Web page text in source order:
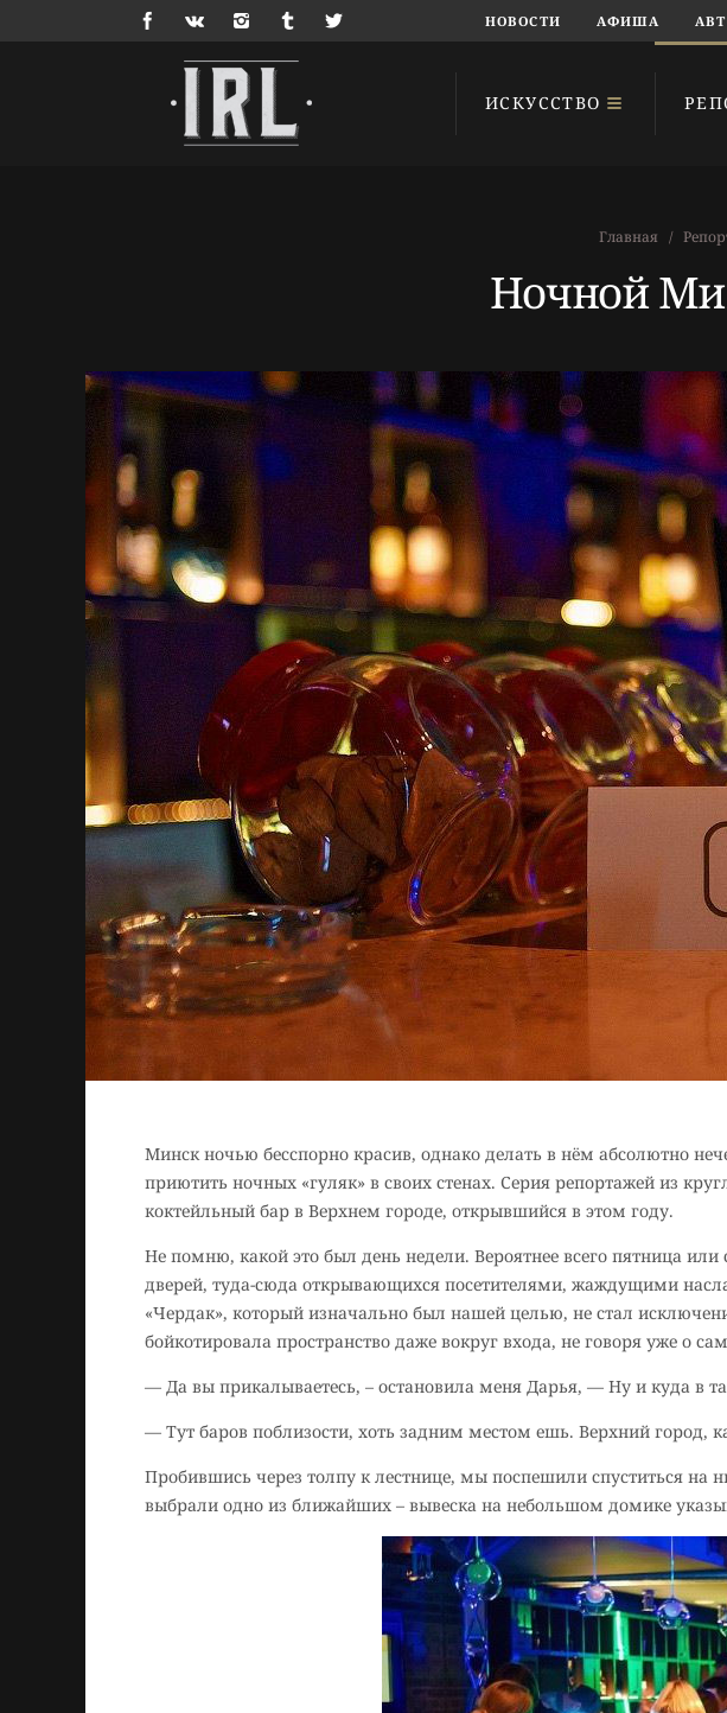
НОВОСТИ АФИША
ИСКУССТВО
Главная
Ночной
Минск ночью бесспорно красив, однако делать в нём абсолютно
приютить ночных «гуляк» в своих стенах. Серия репортажей из
коктейльный бар в Верхнем городе, открывшийся в этом году.
Не помню, какой это был день недели. Вероятнее всего пятница или
дверей, туда-сюда открывающихся посетителями, жаждущими
«Чердак», который изначально был нашей целью, не стал
бойкотировала пространство даже вокруг входа, не говоря уже о
— Да вы прикалываетесь, – остановила меня Дарья, — Ну и куда в
— Тут баров поблизости, хоть задним местом ешь. Верхний город,
Пробившись через толпу к лестнице, мы поспешили спуститься на
выбрали одно из ближайших – вывеска на небольшом домике